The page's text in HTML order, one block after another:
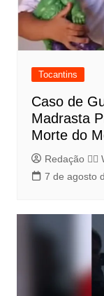
Tocantins
Caso de
Madrasta
Morte do
Redação
7 de agosto